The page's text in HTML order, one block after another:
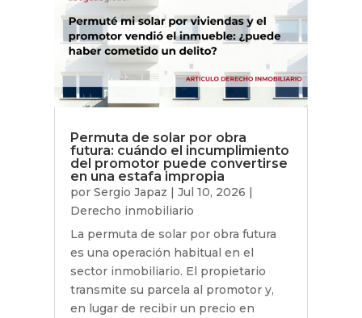
Permuta de solar por obra
futura: cuándo el incumplimiento
del promotor puede convertirse
en una estafa impropia
porSergio Japaz |Jul 10, 2026 |
Derecho inmobiliario
La permuta de solar por obra futura
es una operación habitual en el
sector inmobiliario. El propietario
transmite su parcela al promotor y,
en lugar de recibir un precio en